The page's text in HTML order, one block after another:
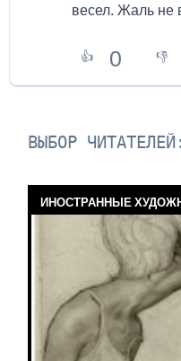
весел. Жаль не
👍 0 👎
ВЫБОР ЧИТАТЕЛЕЙ:
ИНОСТРАННЫЕ